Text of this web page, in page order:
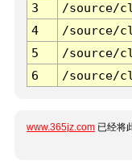
3 /source/
4
/source/
5
/source/
6
/source/
www.365jz.com 已经将